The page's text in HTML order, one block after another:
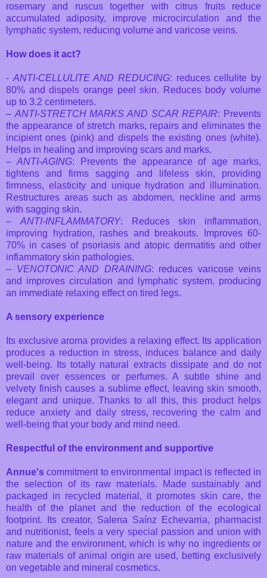
rosemary and ruscus together with citrus fruits reduce
accumulated adiposity, improve microcirculation and the
lymphatic system, reducing volume and varicose veins.
How does it act?
- ANTI-CELLULITE AND REDUCING: reduces cellulite by
80% and dispels orange peel skin. Reduces body volume
up to 3.2 centimeters.
– ANTI-STRETCH MARKS AND SCAR REPAIR: Prevents
the appearance of stretch marks, repairs and eliminates the
incipient ones (pink) and dispels the existing ones (white).
Helps in healing and improving scars and marks.
–ANTI-AGING: Prevents the appearance of age marks,
tightens and firms sagging and lifeless skin, providing
firmness, elasticity and unique hydration and illumination.
Restructures areas such as abdomen, neckline and arms
with sagging skin.
– ANTI-INFLAMMATORY: Reduces skin inflammation,
improving hydration, rashes and breakouts. Improves 60-
70% in cases of psoriasis and atopic dermatitis and other
inflammatory skin pathologies.
– VENOTONIC AND DRAINING: reduces varicose veins
and improves circulation and lymphatic system, producing
an immediate relaxing effect on tired legs.
A sensory experience
Its exclusive aroma provides a relaxing effect. Its application
produces a reduction in stress, induces balance and daily
well-being. Its totally natural extracts dissipate and do not
prevail over essences or perfumes. A subtle shine and
velvety finish causes a sublime effect, leaving skin smooth,
elegant and unique. Thanks to all this, this product helps
reduce anxiety and daily stress, recovering the calm and
well-being that your body and mind need.
Respectful of the environment and supportive
Annue'scommitment to environmental impact is reflected in
the selection of its raw materials. Made sustainably and
packaged in recycled material, it promotes skin care, the
health of the planet and the reduction of the ecological
footprint. Its creator, Salena Saínz Echevarria, pharmacist
and nutritionist, feels a very special passion and union with
nature and the environment, which is why no ingredients or
raw materials of animal origin are used, betting exclusively
on vegetable and mineral cosmetics.